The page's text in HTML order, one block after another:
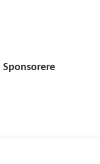
Sponsorere